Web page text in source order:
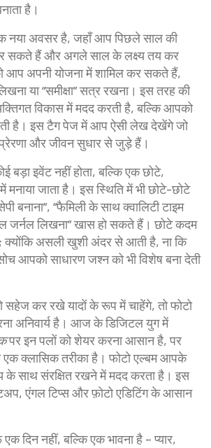
है।
नया अवसर है, जहाँ आप पिछले साल की
सकते हैं और अगले साल के लक्ष्य तय कर
अपनी योजना में शामिल कर सकते हैं,
या “समीक्षा” सत्र रखना। इस तरह की
विकास में मदद करती है, बल्कि आपको
है। इस टैग पेज में आप ऐसी लेख देखेंगे जो
प्रेरणा और जीवन सुधार से जुड़े हैं।
बड़ा इवेंट नहीं होता, बल्कि एक छोटे,
मनाया जाता है। इस स्थिति में भी छोटे-छोटे
बनाना”, “फैमिली के साथ क्वालिटी टाइम
जर्नल लिखना” खास हो सकते हैं। छोटे कदम
असली खुशी अंदर से आती है, ना कि
आपको साधारण जश्न को भी विशेष बना देती
कर रखे यादों के रूप में चाहेंगे, तो फोटो
अनिवार्य है। आज के डिजिटल युग में
पर इन पलों को शेयर करना आसान है, पर
एक क्लासिक तरीका है। फोटो एल्बम आपके
के साथ संरक्षित रखने में मदद करता है। इस
एंगल टिप्स और फ़ोटो एडिटिंग के आसान
एक दिन नहीं, बल्कि एक भावना है – प्यार,